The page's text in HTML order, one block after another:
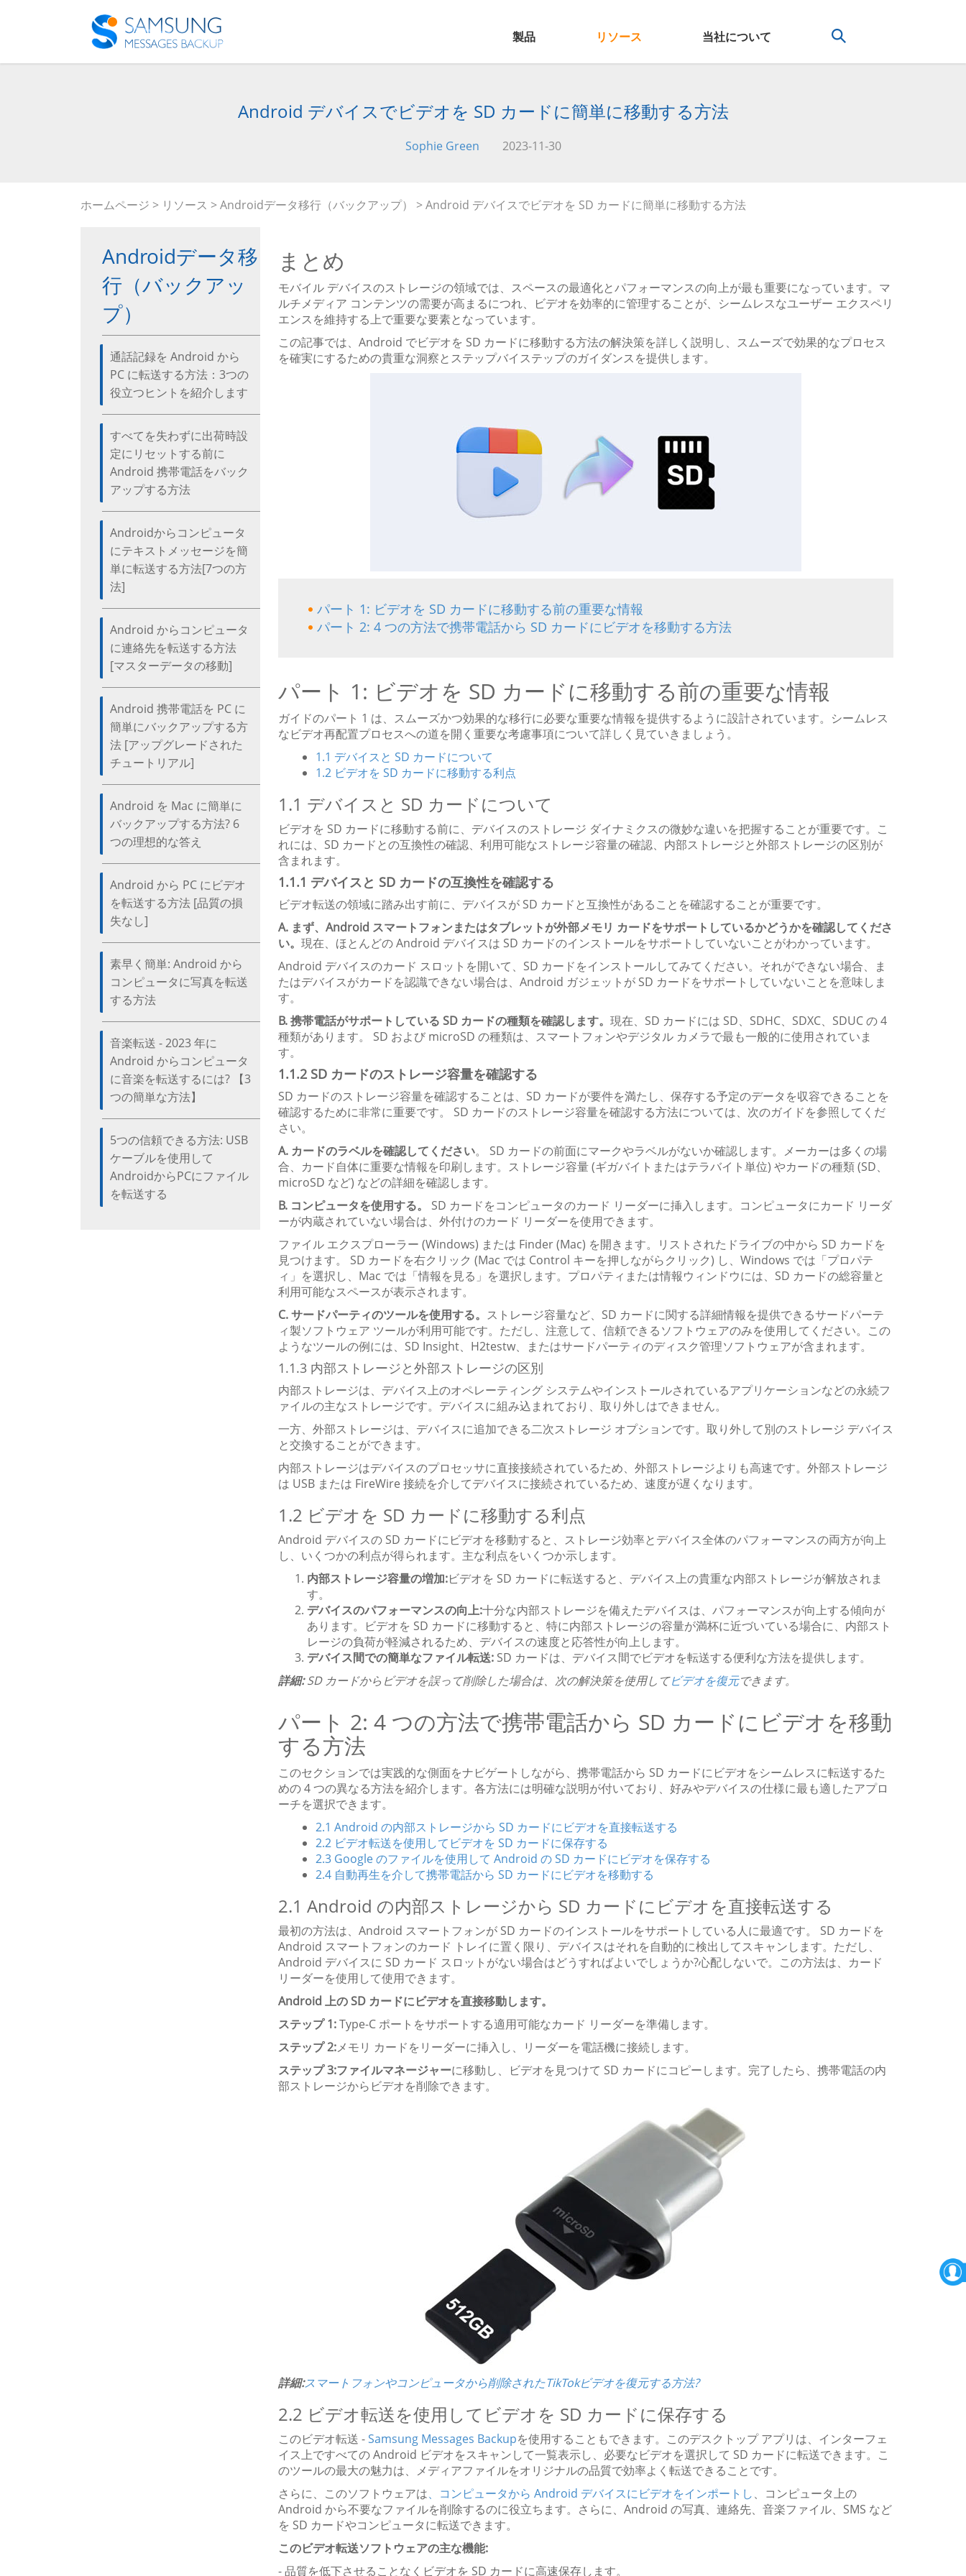
製品 リソース 当社について
Android デバイスでビデオを SD カードに簡単に移動する方法
Sophie Green 2023-11-30
ホームページ > リソース >Androidデータ移行（バックアップ） > Android デバイスでビデオを SD カードに簡単に移動する方法
Androidデータ移
行（バックアッ
プ）
通話記録を Android から
PC に転送する方法：3つの
役立つヒントを紹介します
すべてを失わずに出荷時設
定にリセットする前に
Android 携帯電話をバック
アップする方法
Androidからコンピュータ
にテキストメッセージを簡
単に転送する方法[7つの方
法]
Android からコンピュータ
に連絡先を転送する方法
[マスターデータの移動]
Android 携帯電話を PC に
簡単にバックアップする方
法 [アップグレードされた
チュートリアル]
Android を Mac に簡単に
バックアップする方法? 6
つの理想的な答え
Android から PC にビデオ
を転送する方法 [品質の損
失なし]
素早く簡単: Android から
コンピュータに写真を転送
する方法
音楽転送 - 2023 年に
Android からコンピュータ
に音楽を転送するには? 【3
つの簡単な方法】
5つの信頼できる方法: USB
ケーブルを使用して
AndroidからPCにファイル
を転送する
まとめ
モバイル デバイスのストレージの領域では、スペースの最適化とパフォーマンスの向上が最も重要になっています。マ
ルチメディア コンテンツの需要が高まるにつれ、ビデオを効率的に管理することが、シームレスなユーザー エクスペリ
エンスを維持する上で重要な要素となっています。
この記事では、Android でビデオを SD カードに移動する方法の解決策を詳しく説明し、スムーズで効果的なプロセス
を確実にするための貴重な洞察とステップバイステップのガイダンスを提供します。
パート 1: ビデオを SD カードに移動する前の重要な情報
パート 2: 4 つの方法で携帯電話から SD カードにビデオを移動する方法
パート 1: ビデオを SD カードに移動する前の重要な情報
ガイドのパート 1 は、スムーズかつ効果的な移行に必要な重要な情報を提供するように設計されています。シームレス
なビデオ再配置プロセスへの道を開く重要な考慮事項について詳しく見ていきましょう。
1.1 デバイスと SD カードについて
1.2 ビデオを SD カードに移動する利点
1.1 デバイスと SD カードについて
ビデオを SD カードに移動する前に、デバイスのストレージ ダイナミクスの微妙な違いを把握することが重要です。こ
れには、SD カードとの互換性の確認、利用可能なストレージ容量の確認、内部ストレージと外部ストレージの区別が
含まれます。
1.1.1 デバイスと SD カードの互換性を確認する
ビデオ転送の領域に踏み出す前に、デバイスが SD カードと互換性があることを確認することが重要です。
A. まず、Android スマートフォンまたはタブレットが外部メモリ カードをサポートしているかどうかを確認してくださ
い。 現在、ほとんどの Android デバイスは SD カードのインストールをサポートしていないことがわかっています。
Android デバイスのカード スロットを開いて、SD カードをインストールしてみてください。それができない場合、ま
たはデバイスがカードを認識できない場合は、Android ガジェットが SD カードをサポートしていないことを意味しま
す。
B. 携帯電話がサポートしている SD カードの種類を確認します。 現在、SD カードには SD、SDHC、SDXC、SDUC の 4
種類があります。 SD および microSD の種類は、スマートフォンやデジタル カメラで最も一般的に使用されていま
す。
1.1.2 SD カードのストレージ容量を確認する
SD カードのストレージ容量を確認することは、SD カードが要件を満たし、保存する予定のデータを収容できることを
確認するために非常に重要です。 SD カードのストレージ容量を確認する方法については、次のガイドを参照してくだ
さい。
A. カードのラベルを確認してください。 SD カードの前面にマークやラベルがないか確認します。メーカーは多くの場
合、カード自体に重要な情報を印刷します。ストレージ容量 (ギガバイトまたはテラバイト単位) やカードの種類 (SD、
microSD など) などの詳細を確認します。
B. コンピュータを使用する。
SD カードをコンピュータのカード リーダーに挿入します。コンピュータにカード リーダ
ーが内蔵されていない場合は、外付けのカード リーダーを使用できます。
ファイル エクスプローラー (Windows) または Finder (Mac) を開きます。リストされたドライブの中から SD カードを
見つけます。 SD カードを右クリック (Mac では Control キーを押しながらクリック) し、Windows では「プロパテ
ィ」を選択し、Mac では「情報を見る」を選択します。プロパティまたは情報ウィンドウには、SD カードの総容量と
利用可能なスペースが表示されます。
C. サードパーティのツールを使用する。 ストレージ容量など、SD カードに関する詳細情報を提供できるサードパーテ
ィ製ソフトウェア ツールが利用可能です。ただし、注意して、信頼できるソフトウェアのみを使用してください。この
ようなツールの例には、SD Insight、H2testw、またはサードパーティのディスク管理ソフトウェアが含まれます。
1.1.3 内部ストレージと外部ストレージの区別
内部ストレージは、デバイス上のオペレーティング システムやインストールされているアプリケーションなどの永続フ
ァイルの主なストレージです。デバイスに組み込まれており、取り外しはできません。
一方、外部ストレージは、デバイスに追加できる二次ストレージ オプションです。取り外して別のストレージ デバイス
と交換することができます。
内部ストレージはデバイスのプロセッサに直接接続されているため、外部ストレージよりも高速です。外部ストレージ
は USB または FireWire 接続を介してデバイスに接続されているため、速度が遅くなります。
1.2 ビデオを SD カードに移動する利点
Android デバイスの SD カードにビデオを移動すると、ストレージ効率とデバイス全体のパフォーマンスの両方が向上
し、いくつかの利点が得られます。主な利点をいくつか示します。
内部ストレージ容量の増加:ビデオを SD カードに転送すると、デバイス上の貴重な内部ストレージが解放されま
す。
デバイスのパフォーマンスの向上:十分な内部ストレージを備えたデバイスは、パフォーマンスが向上する傾向が
あります。ビデオを SD カードに移動すると、特に内部ストレージの容量が満杯に近づいている場合に、内部スト
レージの負荷が軽減されるため、デバイスの速度と応答性が向上します。
デバイス間での簡単なファイル転送: SD カードは、デバイス間でビデオを転送する便利な方法を提供します。
詳細:SD カードからビデオを誤って削除した場合は、次の解決策を使用してビデオを復元できます。
パート 2: 4 つの方法で携帯電話から SD カードにビデオを移動
する方法
このセクションでは実践的な側面をナビゲートしながら、携帯電話から SD カードにビデオをシームレスに転送するた
めの 4 つの異なる方法を紹介します。各方法には明確な説明が付いており、好みやデバイスの仕様に最も適したアプロ
ーチを選択できます。
2.1 Android の内部ストレージから SD カードにビデオを直接転送する
2.2 ビデオ転送を使用してビデオを SD カードに保存する
2.3 Google のファイルを使用して Android の SD カードにビデオを保存する
2.4 自動再生を介して携帯電話から SD カードにビデオを移動する
2.1 Android の内部ストレージから SD カードにビデオを直接転送する
最初の方法は、Android スマートフォンが SD カードのインストールをサポートしている人に最適です。 SD カードを
Android スマートフォンのカード トレイに置く限り、デバイスはそれを自動的に検出してスキャンします。ただし、
Android デバイスに SD カード スロットがない場合はどうすればよいでしょうか?心配しないで。この方法は、カード
リーダーを使用して使用できます。
Android 上の SD カードにビデオを直接移動します。
ステップ 1:Type-C ポートをサポートする適用可能なカード リーダーを準備します。
ステップ 2:メモリ カードをリーダーに挿入し、リーダーを電話機に接続します。
ステップ 3:ファイルマネージャーに移動し、ビデオを見つけて SD カードにコピーします。完了したら、携帯電話の内
部ストレージからビデオを削除できます。
詳細:スマートフォンやコンピュータから削除されたTikTokビデオを復元する方法?
2.2 ビデオ転送を使用してビデオを SD カードに保存する
このビデオ転送 -Samsung Messages Backupを使用することもできます。このデスクトップ アプリは、インターフェ
イス上ですべての Android ビデオをスキャンして一覧表示し、必要なビデオを選択して SD カードに転送できます。こ
のツールの最大の魅力は、メディアファイルをオリジナルの品質で効率よく転送できることです。
さらに、このソフトウェアは、コンピュータから Android デバイスにビデオをインポートし、コンピュータ上の
Android から不要なファイルを削除するのに役立ちます。さらに、Android の写真、連絡先、音楽ファイル、SMS など
を SD カードやコンピュータに転送できます。
このビデオ転送ソフトウェアの主な機能:
- 品質を低下させることなくビデオを SD カードに高速保存します。